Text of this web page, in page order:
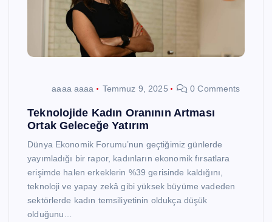
aaaa aaaa Temmuz 9, 2025 0 Comments
Teknolojide Kadın Oranının Artması
Ortak Geleceğe Yatırım
Dünya Ekonomik Forumu’nun geçtiğimiz günlerde
yayımladığı bir rapor, kadınların ekonomik fırsatlara
erişimde halen erkeklerin %39 gerisinde kaldığını,
teknoloji ve yapay zekâ gibi yüksek büyüme vadeden
sektörlerde kadın temsiliyetinin oldukça düşük
olduğunu…